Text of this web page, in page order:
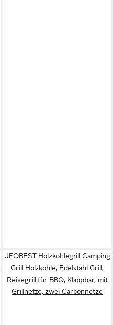
JEOBEST Holzkohlegrill Camping
Grill Holzkohle, Edelstahl Grill,
Reisegrill für BBQ, Klappbar, mit
Grillnetze, zwei Carbonnetze